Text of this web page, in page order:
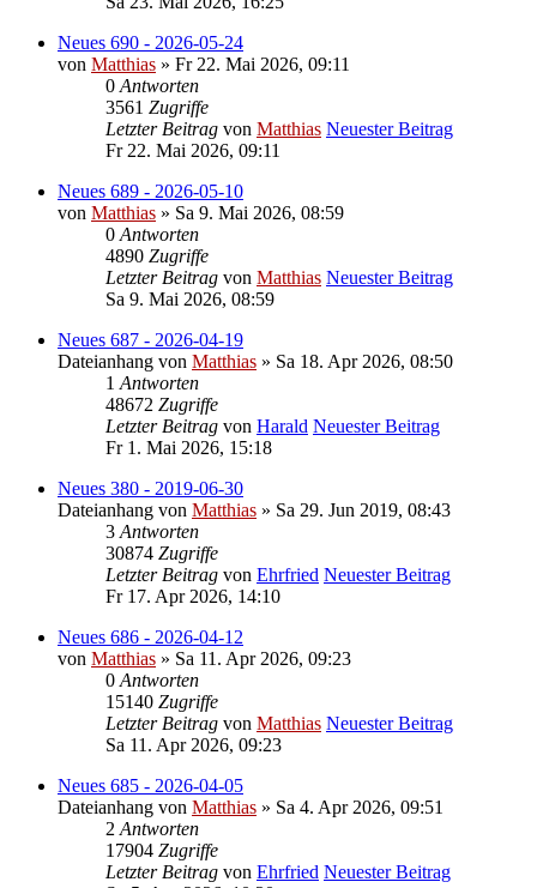
Neues 690 - 2026-05-24
von Matthias » Fr 22. Mai 2026, 09:11
0 Antworten
3561 Zugriffe
Letzter Beitrag von Matthias Neuester Beitrag
Fr 22. Mai 2026, 09:11
Neues 689 - 2026-05-10
von Matthias » Sa 9. Mai 2026, 08:59
0 Antworten
4890 Zugriffe
Letzter Beitrag von Matthias Neuester Beitrag
Sa 9. Mai 2026, 08:59
Neues 687 - 2026-04-19
Dateianhang von Matthias » Sa 18. Apr 2026, 08:50
1 Antworten
48672 Zugriffe
Letzter Beitrag von Harald Neuester Beitrag
Fr 1. Mai 2026, 15:18
Neues 380 - 2019-06-30
Dateianhang von Matthias » Sa 29. Jun 2019, 08:43
3 Antworten
30874 Zugriffe
Letzter Beitrag von Ehrfried Neuester Beitrag
Fr 17. Apr 2026, 14:10
Neues 686 - 2026-04-12
von Matthias » Sa 11. Apr 2026, 09:23
0 Antworten
15140 Zugriffe
Letzter Beitrag von Matthias Neuester Beitrag
Sa 11. Apr 2026, 09:23
Neues 685 - 2026-04-05
Dateianhang von Matthias » Sa 4. Apr 2026, 09:51
2 Antworten
17904 Zugriffe
Letzter Beitrag von Ehrfried Neuester Beitrag